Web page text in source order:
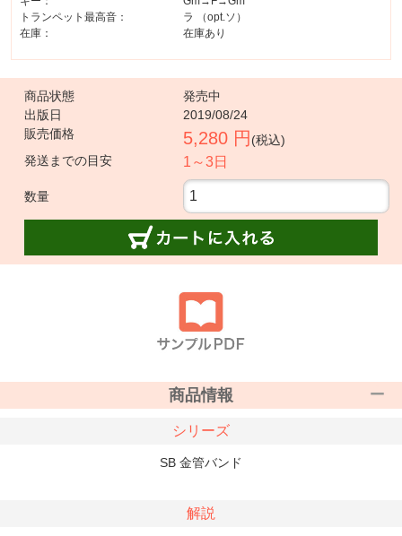
トランペット最高音：
ラ （opt.ソ）
在庫：
在庫あり
商品状態
発売中
出版日
2019/08/24
販売価格
5,280 円 (税込)
発送までの目安
1～3日
数量
商品情報
シリーズ
SB 金管バンド
解説